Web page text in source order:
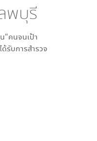
พบุรี
"คนจนเป้า
รับการสำรวจ